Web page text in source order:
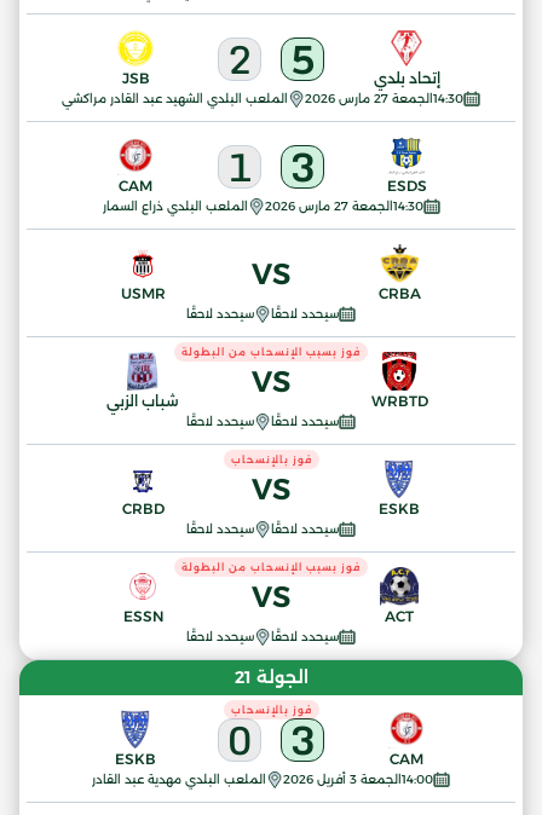
14:30الجمعة 27 مارس 2026 الملعب البلدي الشهيد عبد القادر مراكشي
إتحاد بلدي 5
2
JSB
14:30الجمعة 27 مارس 2026 الملعب البلدي ذراع السمار
ESDS
3
1
CAM
سيحدد لاحقًا سيحدد لاحقًا
CRBA
VS
USMR
سيحدد لاحقًا سيحدد لاحقًا
WRBTD
VS
فوز بسبب الإنسحاب من البطولة
شباب الزبي
سيحدد لاحقًا سيحدد لاحقًا
ESKB
VS
فوز بالإنسحاب
CRBD
سيحدد لاحقًا سيحدد لاحقًا
ACT
VS
فوز بسبب الإنسحاب من البطولة
ESSN
الجولة 21
14:00الجمعة 3 أفريل 2026 الملعب البلدي مهدية عبد القادر
CAM
3
0
فوز بالإنسحاب
ESKB